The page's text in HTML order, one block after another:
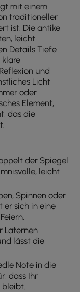
mit einem
traditioneller
ist. Die antike
leicht
Details Tiefe
klare
und
Licht
oder
Element,
das die
der Spiegel
leicht
Spinnen oder
er sich in eine
Laternen
lässt die
Note in die
dass Ihr